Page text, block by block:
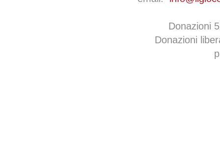
Donazioni
Donazioni